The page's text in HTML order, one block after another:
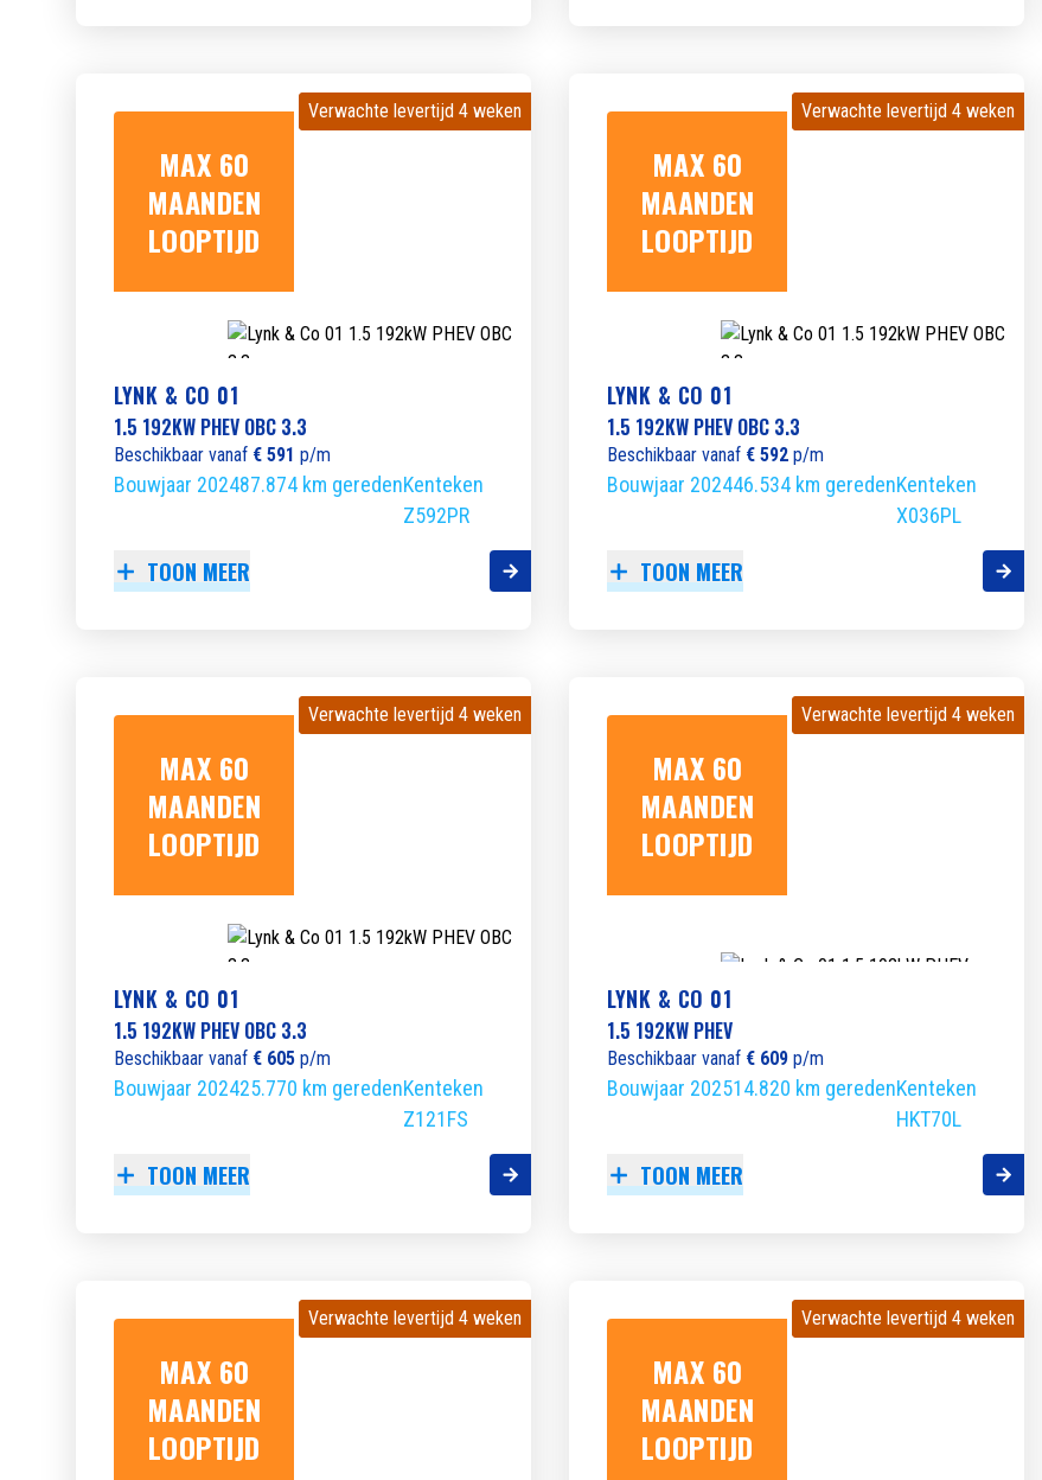
MAX 60
MAANDEN
LOOPTIJD
Verwachte levertijd 4 weken
Verwachte levertijd 4 weken
LYNK & CO 01
1.5 192KW PHEV OBC 3.3
Beschikbaar vanaf € 591 p/m
Bouwjaar 202487.874 km geredenKenteken
Z592PR
TOON MEER
MAX 60
MAANDEN
LOOPTIJD
Verwachte levertijd 4 weken
Verwachte levertijd 4 weken
LYNK & CO 01
1.5 192KW PHEV OBC 3.3
Beschikbaar vanaf € 592 p/m
Bouwjaar 202446.534 km geredenKenteken
X036PL
TOON MEER
MAX 60
MAANDEN
LOOPTIJD
Verwachte levertijd 4 weken
Verwachte levertijd 4 weken
LYNK & CO 01
1.5 192KW PHEV OBC 3.3
Beschikbaar vanaf € 605 p/m
Bouwjaar 202425.770 km geredenKenteken
Z121FS
TOON MEER
MAX 60
MAANDEN
LOOPTIJD
Verwachte levertijd 4 weken
Verwachte levertijd 4 weken
LYNK & CO 01
1.5 192KW PHEV
Beschikbaar vanaf € 609 p/m
Bouwjaar 202514.820 km geredenKenteken
HKT70L
TOON MEER
MAX 60
MAANDEN
LOOPTIJD
Verwachte levertijd 4 weken
Verwachte levertijd 4 weken
MAX 60
MAANDEN
LOOPTIJD
Verwachte levertijd 4 weken
Verwachte levertijd 4 weken